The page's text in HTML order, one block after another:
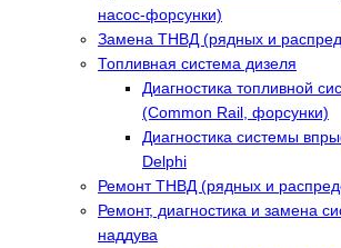
насос-форсунки)
Замена ТНВД (рядных и
Топливная система дизеля
Диагностика топливной
(Common Rail, форсунки)
Диагностика системы
Delphi
Ремонт ТНВД (рядных и
Ремонт, диагностика и замена
наддува